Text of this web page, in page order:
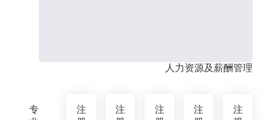
专
人力资源及薪酬管理
注
注
注
注
注